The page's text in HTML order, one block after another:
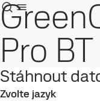
Pro BT
Stáhnout
Zvolte jazyk